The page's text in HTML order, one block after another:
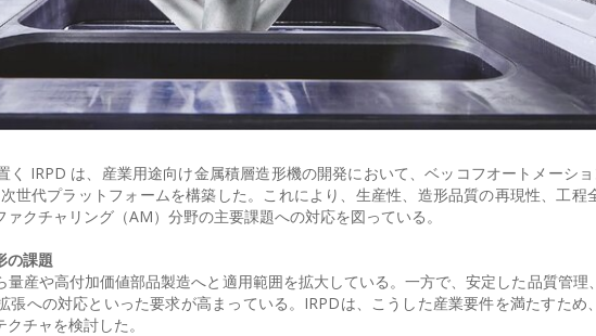
く IRPD は、産業用途向け金属積層造形機の開発において、ベッコフオートメーシ
世代プラットフォームを構築した。これにより、生産性、造形品質の再現性、工程
クチャリング（AM）分野の主要課題への対応を図っている。
の課題
産や高付加価値部品製造へと適用範囲を拡大している。一方で、安定した品質管理
張への対応といった要求が高まっている。IRPDは、こうした産業要件を満たすため
チャを検討した。